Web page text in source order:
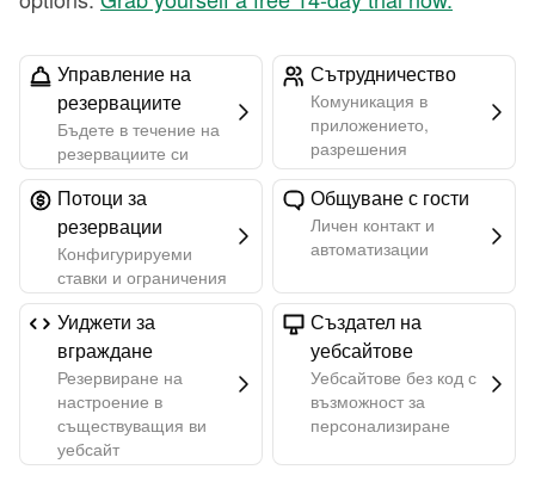
Управление на
резервациите
Бъдете в течение на
резервациите си
Сътрудничество
Комуникация в
приложението,
разрешения
Потоци за
резервации
Конфигурируеми
ставки и ограничения
Общуване с гости
Личен контакт и
автоматизации
Уиджети за
вграждане
Резервиране на
настроение в
съществуващия ви
уебсайт
Създател на
уебсайтове
Уебсайтове без код с
възможност за
персонализиране